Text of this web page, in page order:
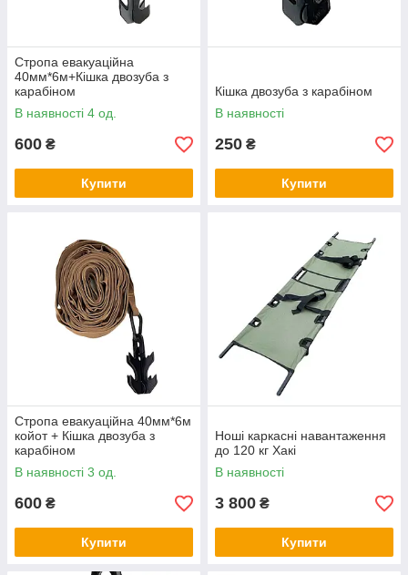
Cтропа евакуаційна
40мм*6м+Кішка двозуба з
карабіном
В наявності 4 од.
600 ₴
Купити
Кішка двозуба з карабіном
В наявності
250 ₴
Купити
Cтропа евакуаційна 40мм*6м
койот + Кішка двозуба з
карабіном
В наявності 3 од.
600 ₴
Купити
Ноші каркасні навантаження
до 120 кг Хакі
В наявності
3 800 ₴
Купити